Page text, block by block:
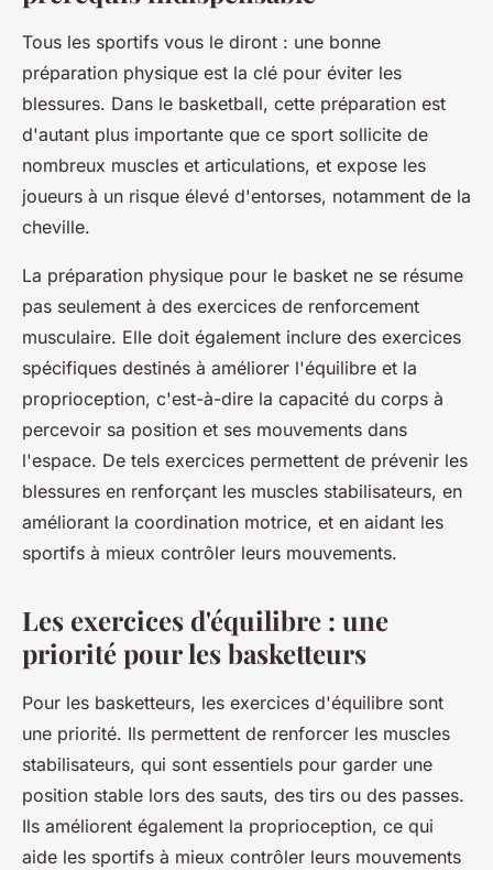
Tous les sportifs vous le diront : une bonne
préparation physique est la clé pour éviter les
blessures. Dans le basketball, cette préparation est
d'autant plus importante que ce sport sollicite de
nombreux muscles et articulations, et expose les
joueurs à un risque élevé d'entorses, notamment de la
cheville.
La préparation physique pour le basket ne se résume
pas seulement à des exercices de renforcement
musculaire. Elle doit également inclure des exercices
spécifiques destinés à améliorer l'équilibre et la
proprioception, c'est-à-dire la capacité du corps à
percevoir sa position et ses mouvements dans
l'espace. De tels exercices permettent de prévenir les
blessures en renforçant les muscles stabilisateurs, en
améliorant la coordination motrice, et en aidant les
sportifs à mieux contrôler leurs mouvements.
Les exercices d'équilibre : une
priorité pour les basketteurs
Pour les basketteurs, les exercices d'équilibre sont
une priorité. Ils permettent de renforcer les muscles
stabilisateurs, qui sont essentiels pour garder une
position stable lors des sauts, des tirs ou des passes.
Ils améliorent également la proprioception, ce qui
aide les sportifs à mieux contrôler leurs mouvements